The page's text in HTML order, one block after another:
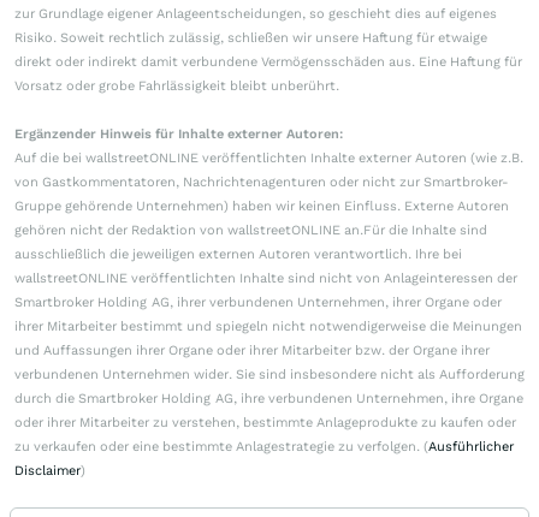
zur Grundlage eigener Anlageentscheidungen, so geschieht dies auf eigenes
Risiko. Soweit rechtlich zulässig, schließen wir unsere Haftung für etwaige
direkt oder indirekt damit verbundene Vermögensschäden aus. Eine Haftung für
Vorsatz oder grobe Fahrlässigkeit bleibt unberührt.
Ergänzender Hinweis für Inhalte externer Autoren:
Auf die bei wallstreetONLINE veröffentlichten Inhalte externer Autoren (wie z.B.
von Gastkommentatoren, Nachrichtenagenturen oder nicht zur Smartbroker-
Gruppe gehörende Unternehmen) haben wir keinen Einfluss. Externe Autoren
gehören nicht der Redaktion von wallstreetONLINE an.Für die Inhalte sind
ausschließlich die jeweiligen externen Autoren verantwortlich. Ihre bei
wallstreetONLINE veröffentlichten Inhalte sind nicht von Anlageinteressen der
Smartbroker Holding AG, ihrer verbundenen Unternehmen, ihrer Organe oder
ihrer Mitarbeiter bestimmt und spiegeln nicht notwendigerweise die Meinungen
und Auffassungen ihrer Organe oder ihrer Mitarbeiter bzw. der Organe ihrer
verbundenen Unternehmen wider. Sie sind insbesondere nicht als Aufforderung
durch die Smartbroker Holding AG, ihre verbundenen Unternehmen, ihre Organe
oder ihrer Mitarbeiter zu verstehen, bestimmte Anlageprodukte zu kaufen oder
zu verkaufen oder eine bestimmte Anlagestrategie zu verfolgen. (Ausführlicher
Disclaimer)